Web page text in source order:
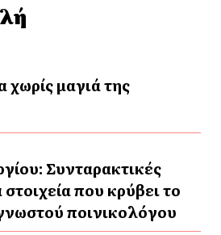
μαγιά της
Συνταρακτικές
στοιχεία που κρύβει το
ποινικολόγου